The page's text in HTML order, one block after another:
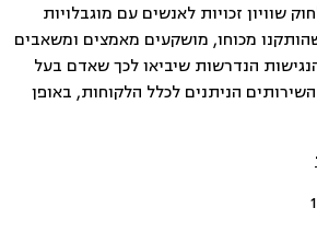
שוויון זכויות לאנשים עם מוגבלויות
שהותקנו מכוחו, מושקעים מאמצים ומשאבים
הנדרשות שיביאו לכך שאדם בעל
הניתנים לכלל הלקוחות, באופן